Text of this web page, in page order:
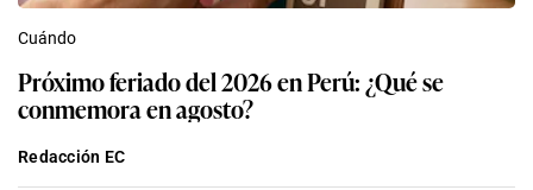
Cuándo
Próximo feriado del 2026 en Perú: ¿Qué se
conmemora en agosto?
Redacción EC